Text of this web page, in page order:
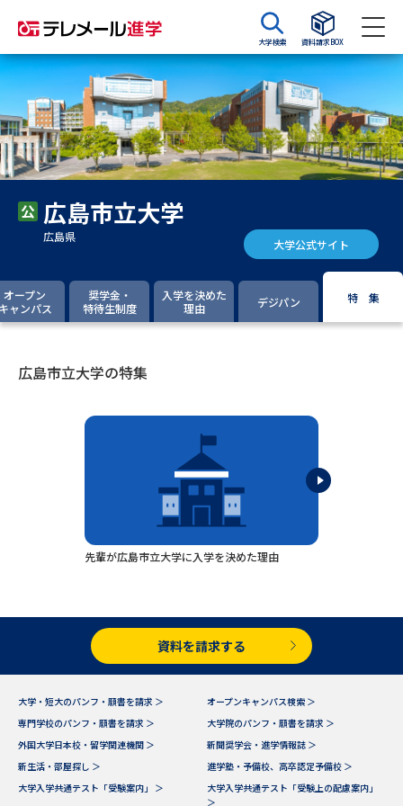
大学検索 資料請求BOX
資料請求 資料検索
大学・短大の資料種類から請求
大学パンフ
大学入学共通テスト利用選抜の
過去問題集
大学入学共通テスト「受験案
内」の請求
大学入学共通テスト「受験上の
高等学校卒業程度認定試験
幼稚園教員資格認定試験 小学校教員資格認定試験
大学研究 大学検索
大学で学べる内容や特徴を調べる
新増設大学・学部・学科特集
国際・グローバルに強い大学特
集
広島市立大学
広島県 大学公式サイト
オープン
ャンパス
奨学金・
特待生制度
入学を決めた
理由
デジパン 特 集
広島市立大学の特集
先輩が広島市立大学に入学を決めた理由
資料を請求する
大学・短大のパンフ・願書を請求 ＞
オープンキャンパス検索 ＞
専門学校のパンフ・願書を請求 ＞
大学院のパンフ・願書を請求 ＞
外国大学日本校・留学関連機関 ＞
新聞奨学会・進学情報誌 ＞
新生活・部屋探し ＞
進学塾・予備校、高卒認定予備校 ＞
大学入学共通テスト「受験案内」 ＞
大学入学共通テスト「受験上の配慮案内」
＞